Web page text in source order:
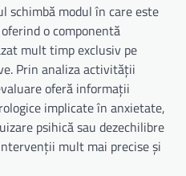
schimbă modul în care este
o componentă
mult timp exclusiv pe
Prin analiza activității
oferă informații
implicate în anxietate,
psihică sau dezechilibre
mult mai precise și